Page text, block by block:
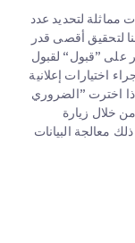
مماثلة لتحديد عدد
لتحقيق أقصى قدر
على ”قبول“ لقبول
اختيارات إعلانية
اخترت ”الضروري
خلال زيارة
معالجة البيانات